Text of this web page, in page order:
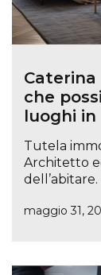
che
luoghi in
Tutela
Architetto
dell’abitare.
maggio 31,